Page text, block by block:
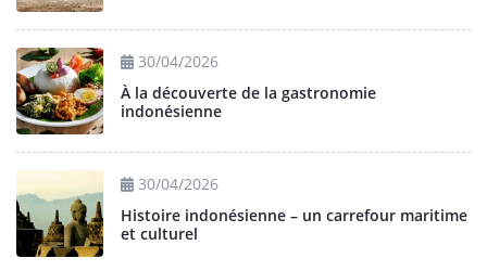
30/04/2026
À la découverte de la gastronomie
indonésienne
30/04/2026
Histoire indonésienne – un carrefour maritime
et culturel